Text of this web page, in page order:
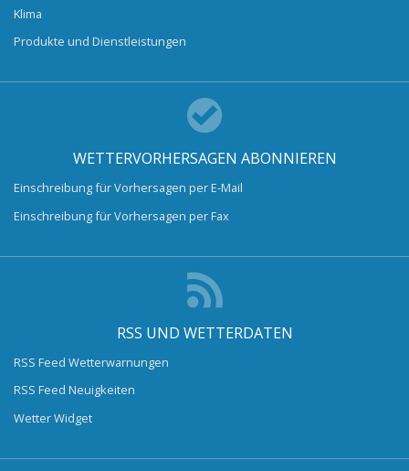
Klima
Produkte und Dienstleistungen
WETTERVORHERSAGEN ABONNIEREN
Einschreibung für Vorhersagen per E-Mail
Einschreibung für Vorhersagen per Fax
RSS UND WETTERDATEN
RSS Feed Wetterwarnungen
RSS Feed Neuigkeiten
Wetter Widget